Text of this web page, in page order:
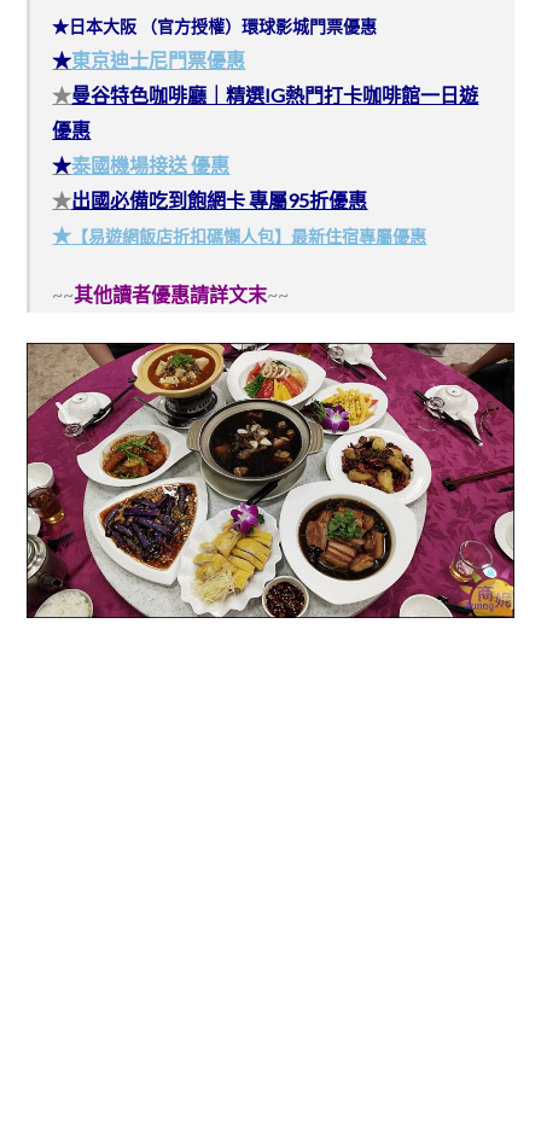
★日本大阪 （官方授權）環球影城門票優惠
★東京迪士尼門票優惠
★曼谷特色咖啡廳｜精選IG熱門打卡咖啡館一日遊
優惠
★泰國機場接送 優惠
★出國必備吃到飽網卡 專屬95折優惠
★ 【易遊網飯店折扣碼懶人包】最新住宿專屬優惠
~~其他讀者優惠請詳文末~~